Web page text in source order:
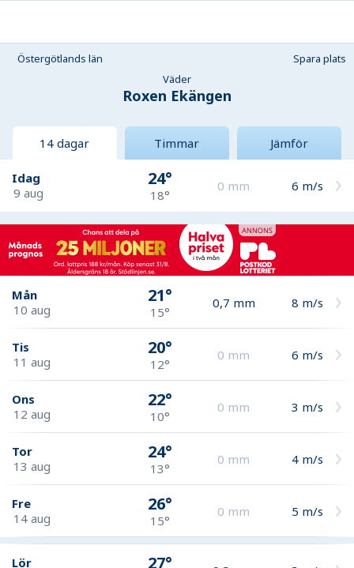
Östergötlands län
Spara plats
Väder
Roxen Ekängen
14 dagar Timmar Jämför
Idag
9 aug
24°
18°
0 mm 6 m/s
Mån
10 aug
21°
15°
0,7 mm 8 m/s
Tis
11 aug
20°
12°
0 mm 6 m/s
Ons
12 aug
22°
10°
0 mm 3 m/s
Tor
13 aug
24°
13°
0 mm 4 m/s
Fre
14 aug
26°
15°
0 mm 5 m/s
Lör
27°